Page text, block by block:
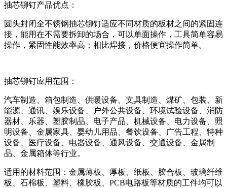
抽芯铆钉产品优点：
圆头封闭全不锈钢抽芯铆钉适应不同材质的板材之间的紧固连
接，能用在不需要拆卸的场合，可以单面操作，工具简单容易
操作，紧固性能效率高；相比焊接，价格便宜操作简单。
抽芯铆钉应用范围：
汽车制造、箱包制造、供暖设备、文具制造、煤矿、包装、新
能源、通讯、娱乐设备、户外公共设备、环境试验设备、消防
器材、乐器、塑胶制品、电子产品、机械设备、电力设备、照
明设备、金属家具、婴幼儿用品、餐饮设备、广告工程、特种
设备、医疗设备、电器设备、通风设备、交通设备、金属制
品、金属箱体等行业。
适用的材料范围：金属薄板、厚板、纸板、胶合板、玻璃纤维
板、石棉板、塑料、橡胶板、 PCB电路板等材质的工件均可以